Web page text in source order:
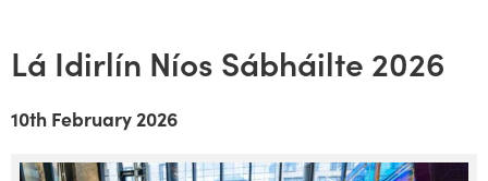
Lá Idirlín Níos Sábháilte 2026
10th February 2026